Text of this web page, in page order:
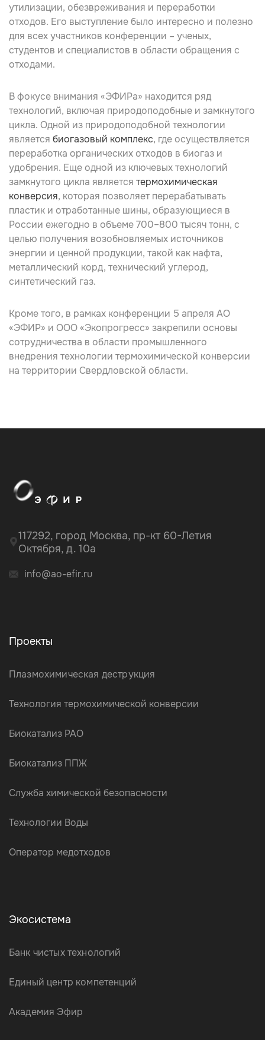
утилизации, обезвреживания и переработки
отходов. Его выступление было интересно и полезно
для всех участников конференции – ученых,
студентов и специалистов в области обращения с
отходами.
В фокусе внимания «ЭФИРа» находится ряд
технологий, включая природоподобные и замкнутого
цикла. Одной из природоподобной технологии
является биогазовый комплекс, где осуществляется
переработка органических отходов в биогаз и
удобрения. Еще одной из ключевых технологий
замкнутого цикла является термохимическая
конверсия, которая позволяет перерабатывать
пластик и отработанные шины, образующиеся в
России ежегодно в объеме 700–800 тысяч тонн, с
целью получения возобновляемых источников
энергии и ценной продукции, такой как нафта,
металлический корд, технический углерод,
синтетический газ.
Кроме того, в рамках конференции 5 апреля АО
«ЭФИР» и ООО «Экопрогресс» закрепили основы
сотрудничества в области промышленного
внедрения технологии термохимической конверсии
на территории Свердловской области.
117292, город Москва, пр-кт 60-Летия
Октября, д. 10а
info@ao-efir.ru
Проекты
Плазмохимическая деструкция
Технология термохимической конверсии
Биокатализ РАО
Биокатализ ППЖ
Служба химической безопасности
Технологии Воды
Оператор медотходов
Экосистема
Банк чистых технологий
Единый центр компетенций
Академия Эфир